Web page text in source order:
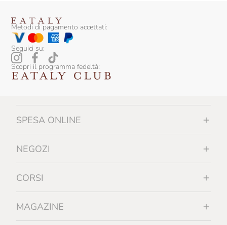
Metodi di pagamento accettati:
Seguici su:
Scopri il programma fedeltà:
SPESA ONLINE
NEGOZI
CORSI
MAGAZINE